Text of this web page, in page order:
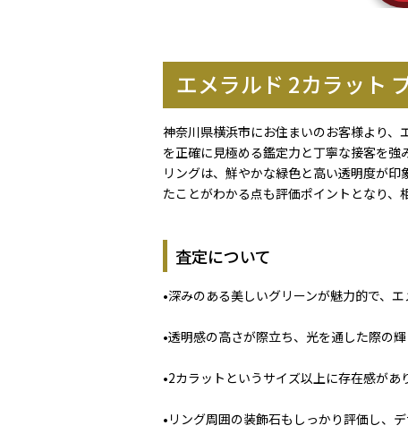
エメラルド 2カラット
神奈川県横浜市にお住まいのお客様より
を正確に見極める鑑定力と丁寧な接客を
リングは、鮮やかな緑色と高い透明度が
たことがわかる点も評価ポイントとなり、
査定について
•深みのある美しいグリーンが魅力的で、
•透明感の高さが際立ち、光を通した際の
•2カラットというサイズ以上に存在感があ
•リング周囲の装飾石もしっかり評価し、